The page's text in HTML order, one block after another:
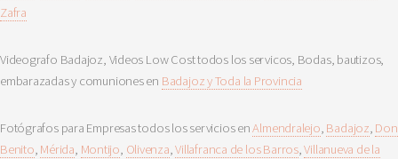
Zafra
Videografo Badajoz, Videos Low Cost todos los servicos, Bodas, bautizos,
embarazadas y comuniones en Badajoz y Toda la Provincia
Fotógrafos para Empresas todos los servicios enAlmendralejo, Badajoz, Don
Benito, Mérida, Montijo, Olivenza,Villafranca de los Barros,Villanueva de la